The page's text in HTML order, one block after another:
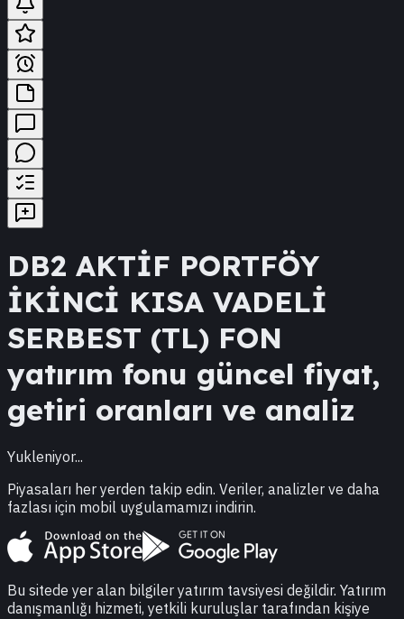
DB2 AKTİF PORTFÖY
İKİNCİ KISA VADELİ
SERBEST (TL) FON
yatırım fonu güncel fiyat,
getiri oranları ve analiz
Yukleniyor...
Piyasaları her yerden takip edin. Veriler, analizler ve daha
fazlası için mobil uygulamamızı indirin.
Bu sitede yer alan bilgiler yatırım tavsiyesi değildir. Yatırım
danışmanlığı hizmeti, yetkili kuruluşlar tarafından kişiye